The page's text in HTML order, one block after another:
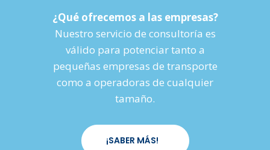
¿Qué ofrecemos a las empresas?
Nuestro servicio de consultoría es
válido para potenciar tanto a
pequeñas empresas de transporte
como a operadoras de cualquier
tamaño.
¡SABER MÁS!